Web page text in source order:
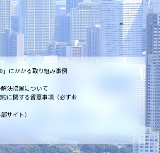
」にかかる取り組み事例
決措置について
に関する留意事項（必ずお
サイト）